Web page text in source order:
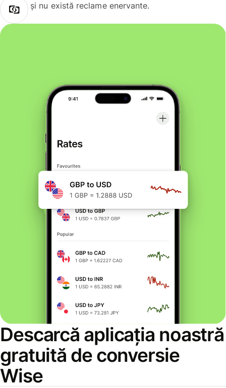
și nu există reclame enervante.
Descarcă aplicația noastră
gratuită de conversie
Wise